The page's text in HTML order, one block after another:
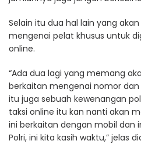
Selain itu dua hal lain yang
mengenai pelat khusus untuk
online.
“Ada dua lagi yang memang
berkaitan mengenai nomor
itu juga sebuah kewenangan
taksi online itu kan nanti akan
ini berkaitan dengan mobil dan
Polri, ini kita kasih waktu,” jelas